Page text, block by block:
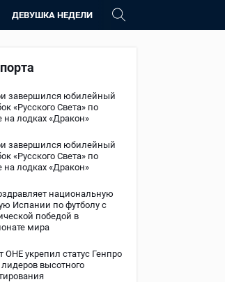
ДЕВУШКА НЕДЕЛИ
завершился юбилейный
«Русского Света» по
на лодках «Дракон»
завершился юбилейный
«Русского Света» по
на лодках «Дракон»
национальную
Испании по футболу с
победой в
мира
ОНЕ укрепил статус Генпро
высотного